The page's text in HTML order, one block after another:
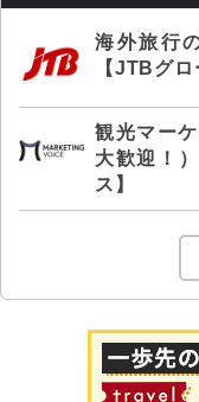
海外旅行
【JTBグ
観光マー
大歓迎！
ス】